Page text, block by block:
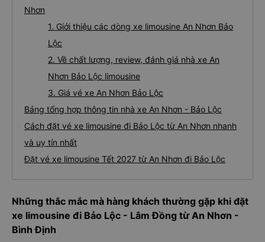
Nhơn
1. Giới thiệu các dòng xe limousine An Nhơn Bảo
Lộc
2. Về chất lượng, review, đánh giá nhà xe An
Nhơn Bảo Lộc limousine
3. Giá vé xe An Nhơn Bảo Lộc
Bảng tổng hợp thông tin nhà xe An Nhơn - Bảo Lộc
Cách đặt vé xe limousine đi Bảo Lộc từ An Nhơn nhanh
và uy tín nhất
Đặt vé xe limousine Tết 2027 từ An Nhơn đi Bảo Lộc
Những thắc mắc mà hàng khách thường gặp khi đặt
xe limousine đi Bảo Lộc - Lâm Đồng từ An Nhơn -
Bình Định